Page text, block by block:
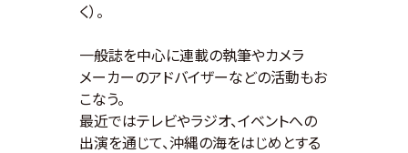
く）。
一般誌を中心に連載の執筆やカメラ
メーカーのアドバイザーなどの活動もお
こなう。
最近ではテレビやラジオ、イベントへの
出演を通じて、沖縄の海をはじめとする